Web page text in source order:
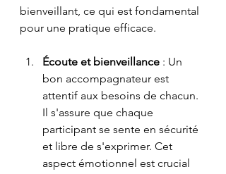
bienveillant, ce qui est fondamental
pour une pratique efficace.
Écoute et bienveillance : Un
bon accompagnateur est
attentif aux besoins de chacun.
Il s'assure que chaque
participant se sente en sécurité
et libre de s'exprimer. Cet
aspect émotionnel est crucial